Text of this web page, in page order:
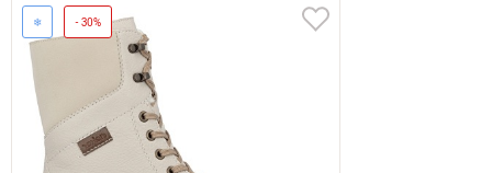
❄ - 30%